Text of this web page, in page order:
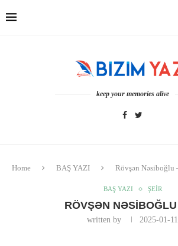
keep your memories alive
Home BAŞ YAZI Rövşən Nəsiboğlu
BAŞ YAZI ŞEİR
RÖVŞƏN
written by 2025-01-11